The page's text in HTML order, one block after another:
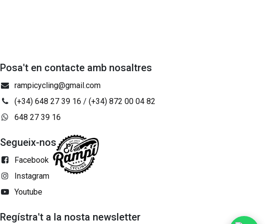
Posa't en contacte amb nosaltres
rampicycling@gmail.com
(+34) 648 27 39 16 / (+34) 872 00 04 82
648 27 39 16
Segueix-nos
Facebook
Instagram
Youtube
Regístra't a la nosta newsletter